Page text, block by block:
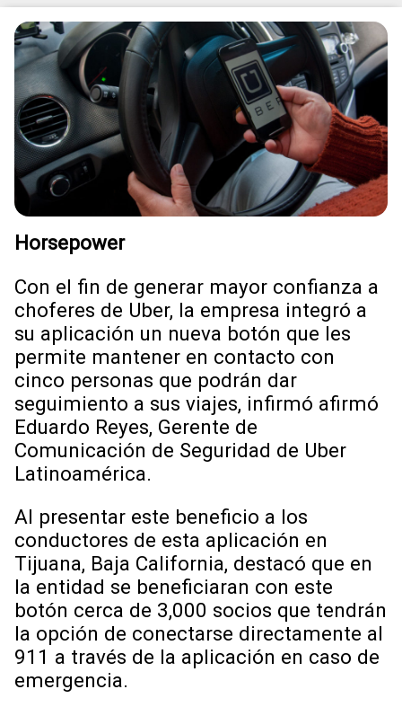
Horsepower
Con el fin de generar mayor confianza a
choferes de Uber, la empresa integró a
su aplicación un nueva botón que les
permite mantener en contacto con
cinco personas que podrán dar
seguimiento a sus viajes, infirmó afirmó
Eduardo Reyes, Gerente de
Comunicación de Seguridad de Uber
Latinoamérica.
Al presentar este beneficio a los
conductores de esta aplicación en
Tijuana, Baja California, destacó que en
la entidad se beneficiaran con este
botón cerca de 3,000 socios que tendrán
la opción de conectarse directamente al
911 a través de la aplicación en caso de
emergencia.